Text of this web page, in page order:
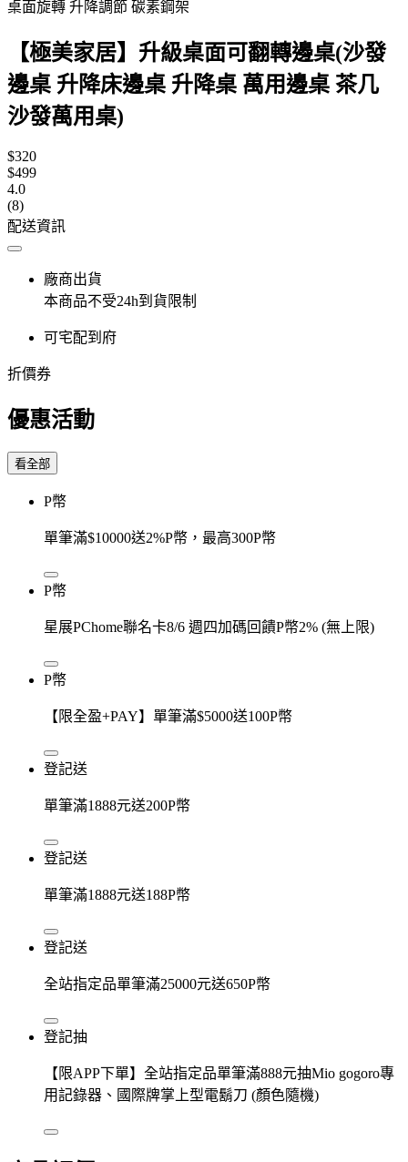
桌面旋轉 升降調節 碳素鋼架
【極美家居】升級桌面可翻轉邊桌(沙發
邊桌 升降床邊桌 升降桌 萬用邊桌 茶几
沙發萬用桌)
$320
$499
4.0
(8)
配送資訊
廠商出貨
本商品不受24h到貨限制
可宅配到府
折價券
優惠活動
看全部
P幣
單筆滿$10000送2%P幣，最高300P幣
P幣
星展PChome聯名卡8/6 週四加碼回饋P幣2% (無上限)
P幣
【限全盈+PAY】單筆滿$5000送100P幣
登記送
單筆滿1888元送200P幣
登記送
單筆滿1888元送188P幣
登記送
全站指定品單筆滿25000元送650P幣
登記抽
【限APP下單】全站指定品單筆滿888元抽Mio gogoro專
用記錄器、國際牌掌上型電鬍刀 (顏色隨機)